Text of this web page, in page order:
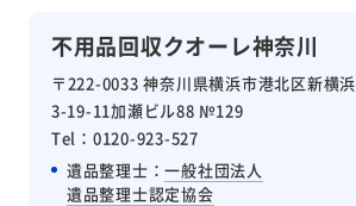
不用品回収クオーレ神奈川
〒222-0033 神奈川県横浜市港北区新横浜
3-19-11加瀬ビル88 №129
Tel：0120-923-527
遺品整理士：一般社団法人
遺品整理士認定協会